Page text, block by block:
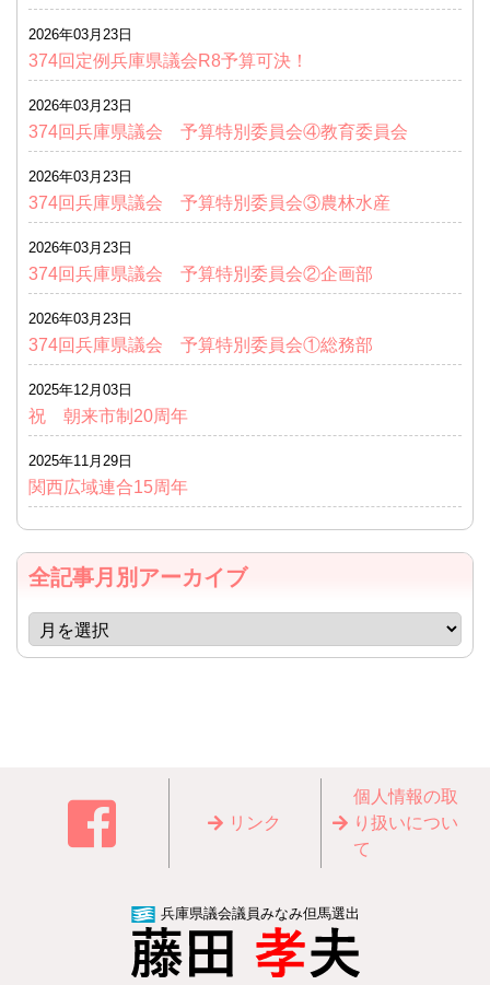
2026年03月23日
374回定例兵庫県議会R8予算可決！
2026年03月23日
374回兵庫県議会 予算特別委員会④教育委員会
2026年03月23日
374回兵庫県議会 予算特別委員会③農林水産
2026年03月23日
374回兵庫県議会 予算特別委員会②企画部
2026年03月23日
374回兵庫県議会 予算特別委員会①総務部
2025年12月03日
祝 朝来市制20周年
2025年11月29日
関西広域連合15周年
全記事月別アーカイブ
リンク
個⼈情報の取
り扱いについ
て
兵庫県議会議員みなみ但馬選出